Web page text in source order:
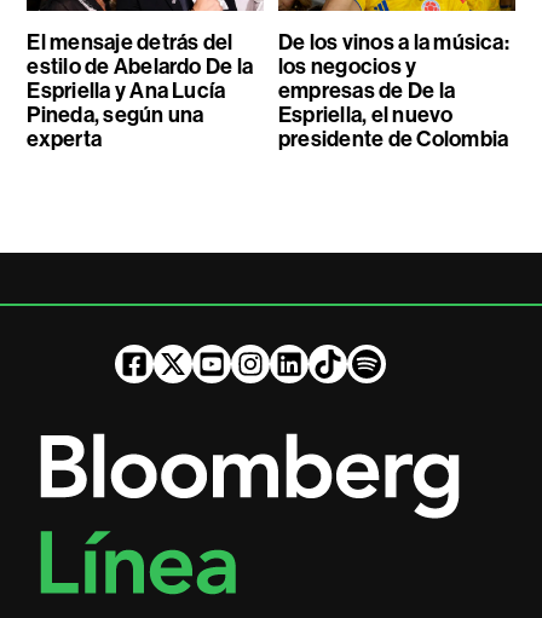
El mensaje detrás del
estilo de Abelardo De la
Espriella y Ana Lucía
Pineda, según una
experta
De los vinos a la música:
los negocios y
empresas de De la
Espriella, el nuevo
presidente de Colombia